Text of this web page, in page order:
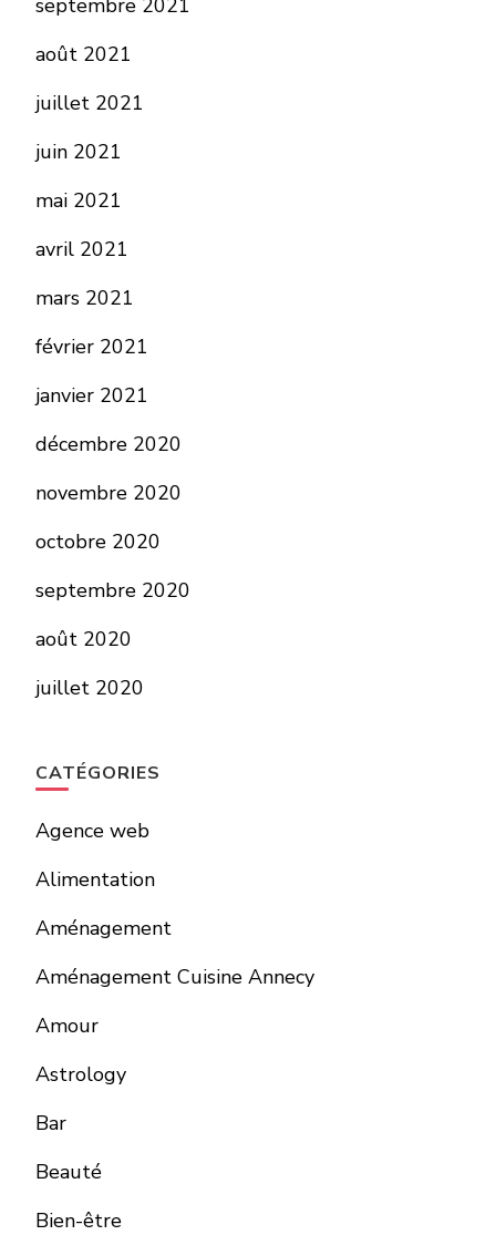
août 2021
juillet 2021
juin 2021
mai 2021
avril 2021
mars 2021
février 2021
janvier 2021
décembre 2020
novembre 2020
octobre 2020
septembre 2020
août 2020
juillet 2020
CATÉGORIES
Agence web
Alimentation
Aménagement
Aménagement Cuisine Annecy
Amour
Astrology
Bar
Beauté
Bien-être